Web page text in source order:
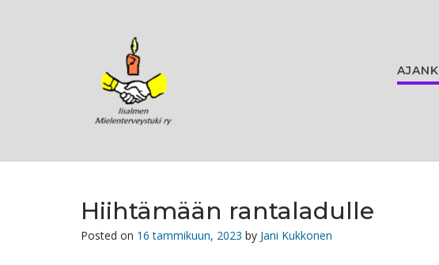
Hiihtämään rantaladulle
Posted on 16 tammikuun, 2023 by Jani Kukkonen